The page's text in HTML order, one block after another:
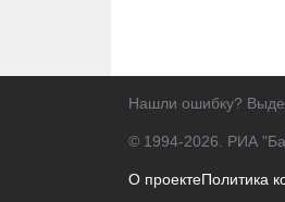
Нашли ошибку?
© 1994-2026. РИА
О проектеПолитика